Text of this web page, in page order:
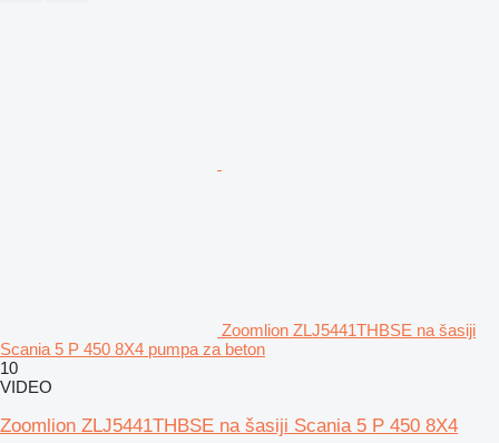
Zoomlion ZLJ5441THBSE na šasiji
Scania 5 P 450 8X4 pumpa za beton
10
VIDEO
Zoomlion ZLJ5441THBSE na šasiji Scania 5 P 450 8X4